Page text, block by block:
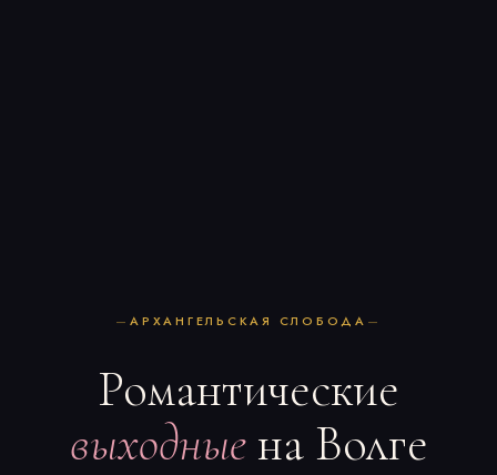
АРХАНГЕЛЬСКАЯ СЛОБОДА
Романтические
выходныена Волге